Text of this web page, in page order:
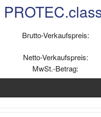
Brutto-Verkaufspreis:
Netto-Verkaufspreis:
MwSt.-Betrag: